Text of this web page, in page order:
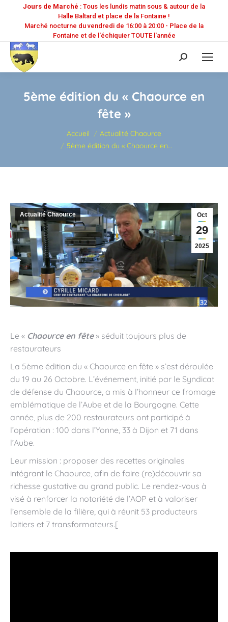
Jours de Marché : Tous les lundis matin sous & autour de la
Halle Baltard et place de la Fontaine !
Marché nocturne du vendredi de 16:00 à 20:00 - Place de la
Fontaine et de l'échiquier TOUTE l'année
Recherche
:
5ème édition du « Chaource en
fête »
Accueil
Actualité Chaource
5ème édition du « Chaource en…
Oct
29
2025
Actualité Chaource
Le « Chaource en fête» séduit toujours plus de
restaurateurs
La 5ème édition du « Chaource en fête » s’est déroulée
du 19 au 26 Octobre. L’événement, initié par le Syndicat
de défense du Chaource, a mis à l’honneur ce fromage
emblématique de l’Aube et de la Bourgogne. Cette
année, plus de 200 restaurateurs ont participé à
l’opération : 100 dans l’Yonne, 33 à Dijon et 71 dans
l’Aube.
Leur mission : proposer des recettes originales
intégrant le Chaource, afin de faire (re)découvrir sa
richesse gustative au grand public. Le rendez-vous à
visé à renforcer la notoriété de l’AOP et à valoriser
l’ensemble de la filière, qui à réunit 53 producteurs
laitiers et 7 transformateurs.[